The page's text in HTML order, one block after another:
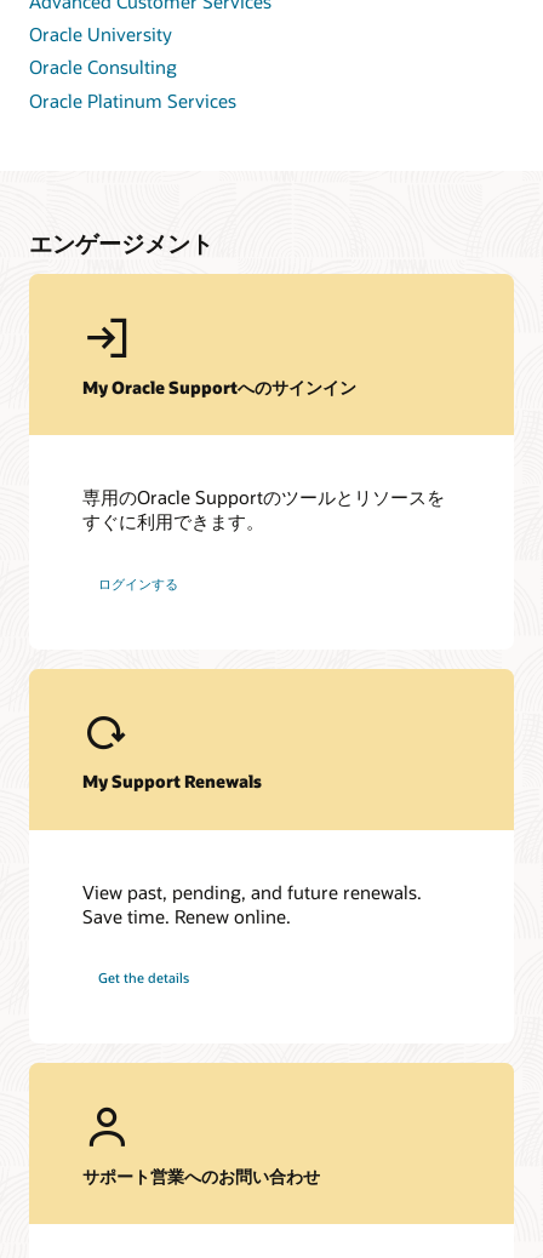
Oracle University
Oracle Consulting
Oracle Platinum Services
エンゲージメント
My Oracle Supportへのサインイン
専用のOracle Supportのツールとリソースを
すぐに利用できます。
ログインする
My Support Renewals
View past, pending, and future renewals.
Save time. Renew online.
Get the details
サポート営業へのお問い合わせ